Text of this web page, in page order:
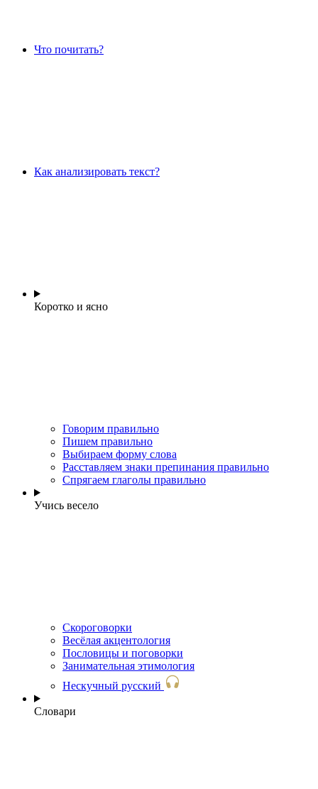
Что почитать?
Как анализировать текст?
Коротко и ясно
Говорим правильно
Пишем правильно
Выбираем форму слова
Расставляем знаки препинания правильно
Спрягаем глаголы правильно
Учись весело
Скороговорки
Весёлая акцентология
Пословицы и поговорки
Занимательная этимология
Нескучный русский
Словари